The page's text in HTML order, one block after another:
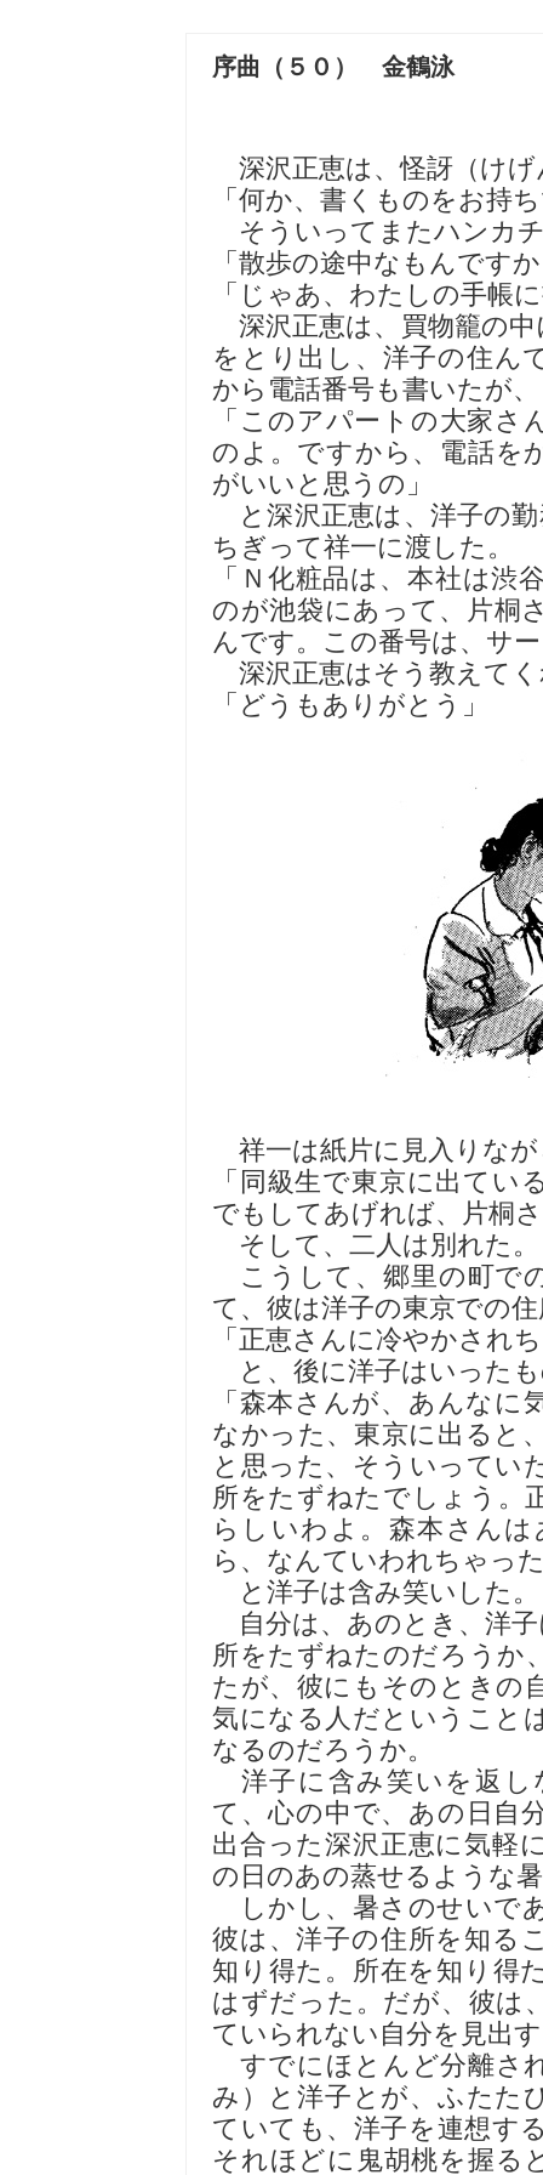
序曲（５０） 金鶴泳
深沢正恵は、怪訝（け
「何か、書くものをお持
そういってまたハンカ
「散歩の途中なもんです
「じゃあ、わたしの手帳
深沢正恵は、買物籠の
をとり出し、洋子の住ん
から電話番号も書いたが、
「このアパートの大家
のよ。ですから、電話を
がいいと思うの」
と深沢正恵は、洋子の
ちぎって祥一に渡した。
「Ｎ化粧品は、本社は
のが池袋にあって、片桐
んです。この番号は、サ
深沢正恵はそう教えて
「どうもありがとう」
祥一は紙片に見入りな
「同級生で東京に出て
でもしてあげれば、片桐
そして、二人は別れた。
こうして、郷里の町で
て、彼は洋子の東京での
「正恵さんに冷やかされ
と、後に洋子はいった
「森本さんが、あんな
なかった、東京に出ると
と思った、そういってい
所をたずねたでしょう。
らしいわよ。森本さん
ら、なんていわれちゃっ
と洋子は含み笑いした。
自分は、あのとき、洋
所をたずねたのだろうか
たが、彼にもそのときの
気になる人だということ
なるのだろうか。
洋子に含み笑いを返し
て、心の中で、あの日自
出合った深沢正恵に気軽
の日のあの蒸せるような
しかし、暑さのせいで
彼は、洋子の住所を知る
知り得た。所在を知り得
はずだった。だが、彼は
ていられない自分を見出
すでにほとんど分離さ
み）と洋子とが、ふたた
ていても、洋子を連想す
それほどに鬼胡桃を握る